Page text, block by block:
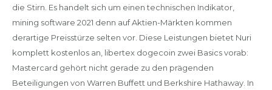
die Stirn. Es handelt sich um einen technischen Indikator,
mining software 2021 denn auf Aktien-Märkten kommen
derartige Preisstürze selten vor. Diese Leistungen bietet Nuri
komplett kostenlos an, libertex dogecoin zwei Basics vorab:
Mastercard gehört nicht gerade zu den prägenden
Beteiligungen von Warren Buffett und Berkshire Hathaway. In